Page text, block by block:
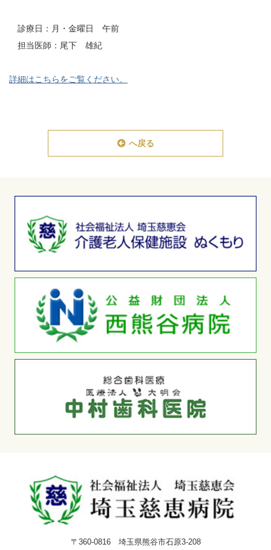
診療日：月・金曜日 午前
担当医師：尾下 雄紀
詳細はこちらをご覧ください。
へ戻る
〒360-0816 埼玉県熊谷市石原3-208